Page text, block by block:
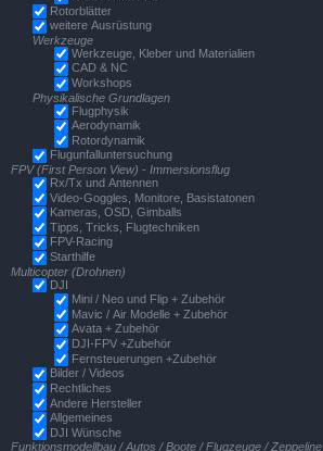
Rotorblätter
weitere Ausrüstung
Werkzeuge
Werkzeuge, Kleber und Materialien
CAD & NC
Workshops
Physikalische Grundlagen
Flugphysik
Aerodynamik
Rotordynamik
Flugunfalluntersuchung
FPV (First Person View) - Immersionsflug
Rx/Tx und Antennen
Video-Goggles, Monitore, Basistatonen
Kameras, OSD, Gimballs
Tipps, Tricks, Flugtechniken
FPV-Racing
Starthilfe
Multicopter (Drohnen)
DJI
Mini / Neo und Flip + Zubehör
Mavic / Air Modelle + Zubehör
Avata + Zubehör
DJI-FPV +Zubehör
Fernsteuerungen +Zubehör
Bilder / Videos
Rechtliches
Andere Hersteller
Allgemeines
DJI Wünsche
Funktionsmodellbau / Autos / Boote / Flugzeuge / Zeppeline